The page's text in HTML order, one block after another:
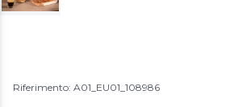
Riferimento: A01_EU01_108986